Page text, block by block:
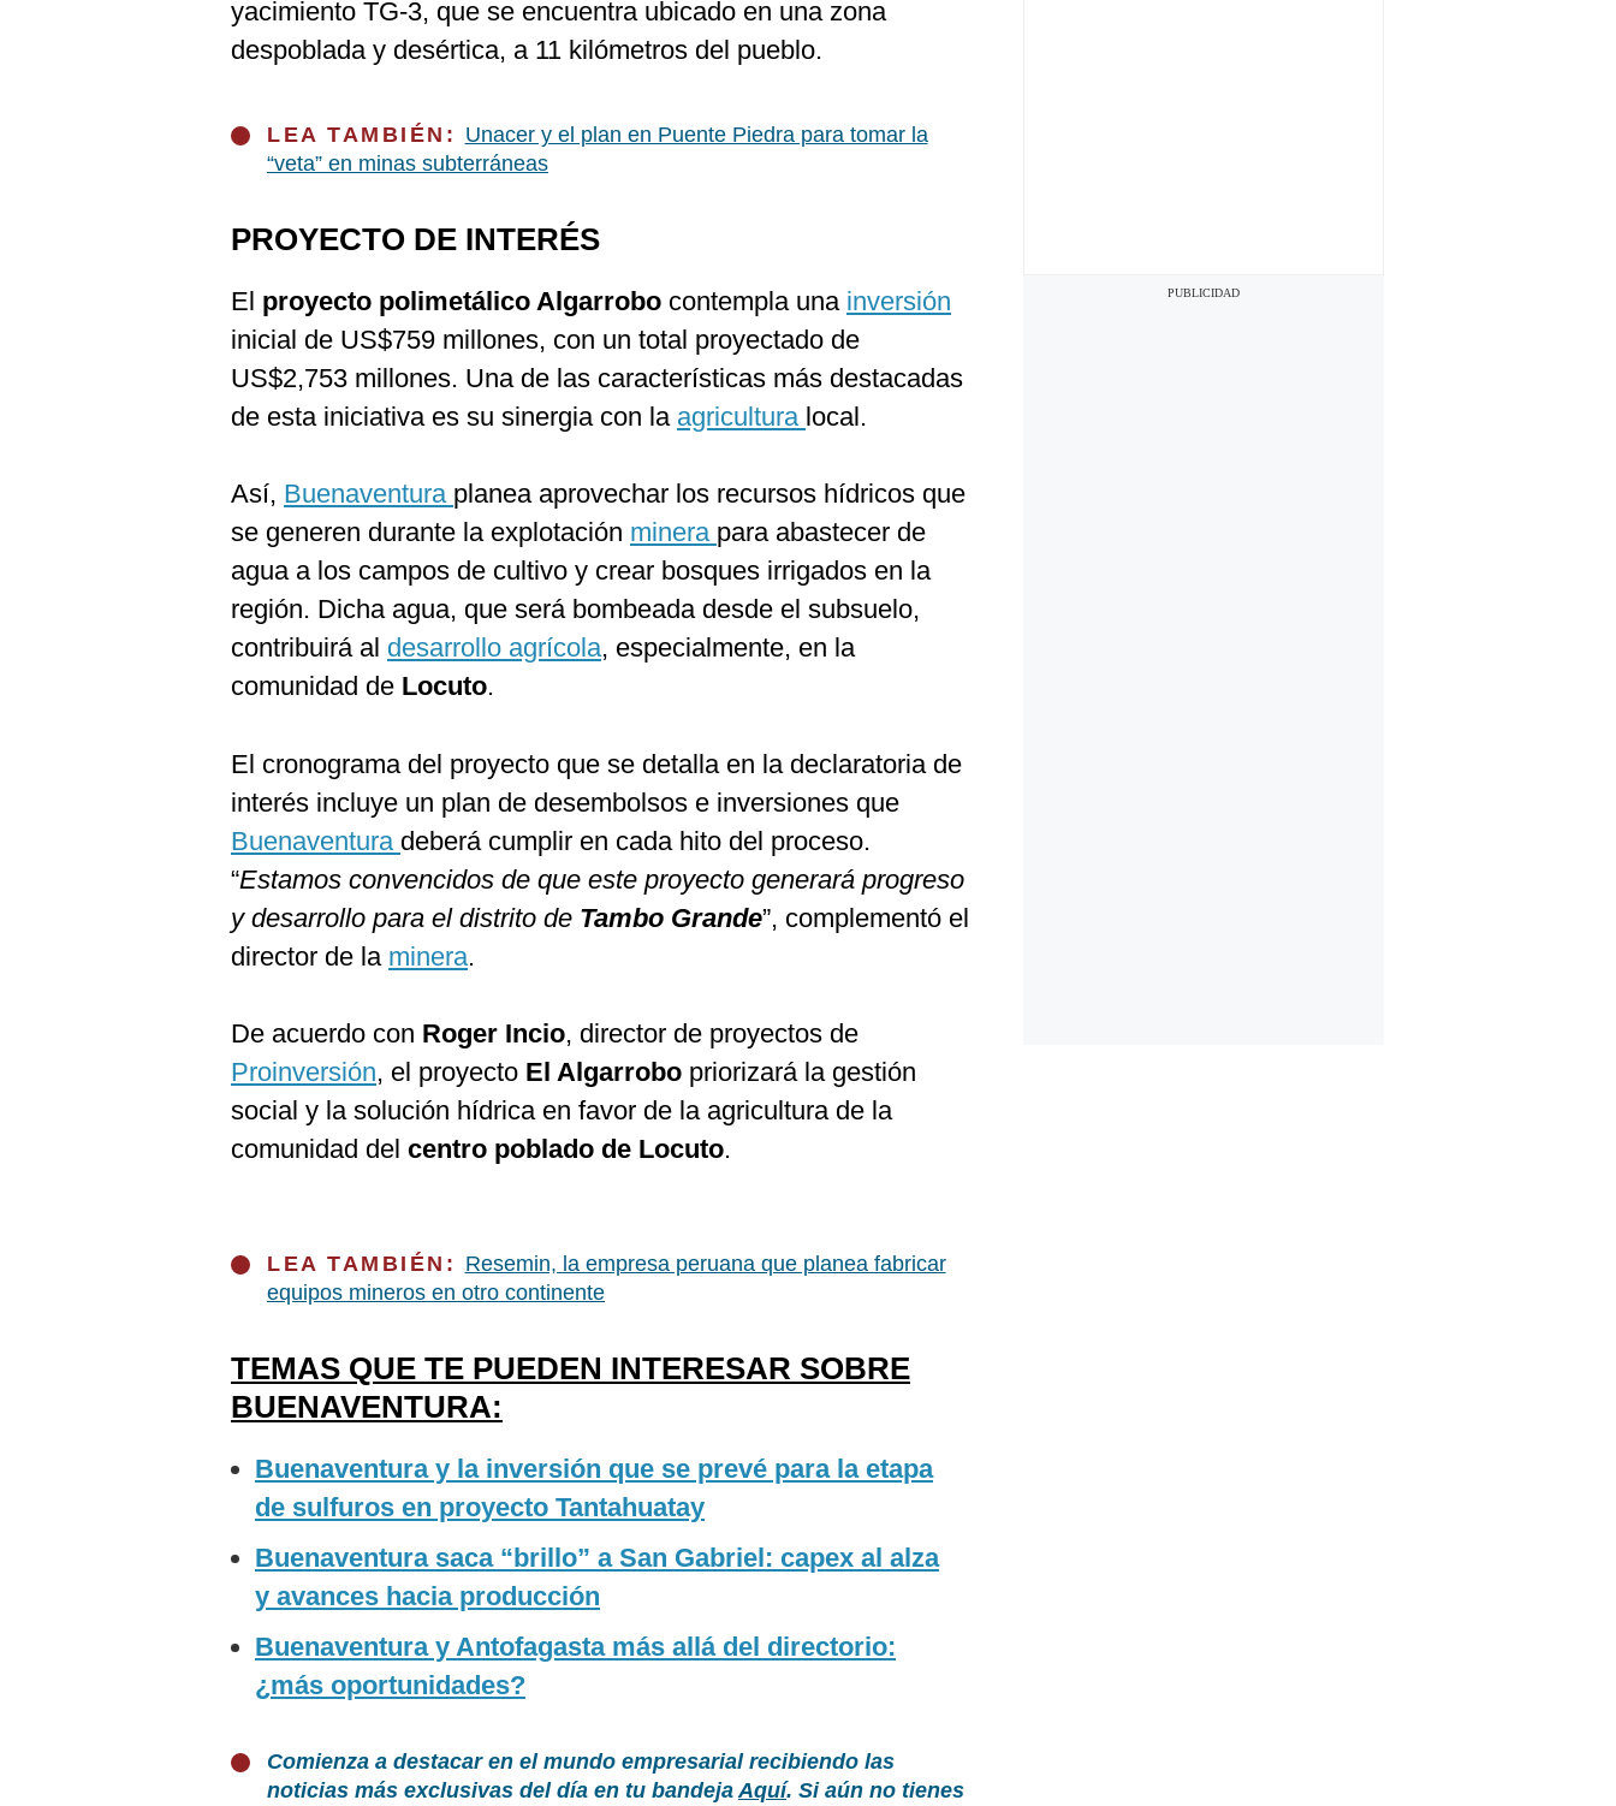
yacimiento TG-3, que se encuentra ubicado en una zona
despoblada y desértica, a 11 kilómetros del pueblo.
LEA TAMBIÉN: Unacer y el plan en Puente Piedra para tomar la
“veta” en minas subterráneas
PROYECTO DE INTERÉS
El proyecto polimetálico Algarrobo contempla una inversión
inicial de US$759 millones, con un total proyectado de
US$2,753 millones. Una de las características más destacadas
de esta iniciativa es su sinergia con la agricultura local.
Así, Buenaventura planea aprovechar los recursos hídricos que
se generen durante la explotación minera para abastecer de
agua a los campos de cultivo y crear bosques irrigados en la
región. Dicha agua, que será bombeada desde el subsuelo,
contribuirá al desarrollo agrícola, especialmente, en la
comunidad de Locuto.
El cronograma del proyecto que se detalla en la declaratoria de
interés incluye un plan de desembolsos e inversiones que
Buenaventura deberá cumplir en cada hito del proceso.
“Estamos convencidos de que este proyecto generará progreso
y desarrollo para el distrito de Tambo Grande”, complementó el
director de la minera.
De acuerdo con Roger Incio, director de proyectos de
Proinversión, el proyecto El Algarrobo priorizará la gestión
social y la solución hídrica en favor de la agricultura de la
comunidad del centro poblado de Locuto.
LEA TAMBIÉN: Resemin, la empresa peruana que planea fabricar
equipos mineros en otro continente
TEMAS QUE TE PUEDEN INTERESAR SOBRE
BUENAVENTURA:
Buenaventura y la inversión que se prevé para la etapa
de sulfuros en proyecto Tantahuatay
Buenaventura saca “brillo” a San Gabriel: capex al alza
y avances hacia producción
Buenaventura y Antofagasta más allá del directorio:
¿más oportunidades?
Comienza a destacar en el mundo empresarial recibiendo las
noticias más exclusivas del día en tu bandejaAquí. Si aún no tienes